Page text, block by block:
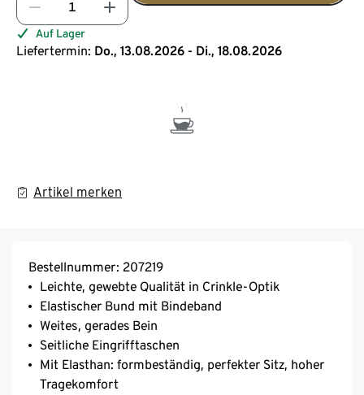
Auf Lager
Liefertermin: Do., 13.08.2026 - Di., 18.08.2026
Artikel merken
Bestellnummer: 207219
Leichte, gewebte Qualität in Crinkle-Optik
Elastischer Bund mit Bindeband
Weites, gerades Bein
Seitliche Eingrifftaschen
Mit Elasthan: formbeständig, perfekter Sitz, hoher
Tragekomfort